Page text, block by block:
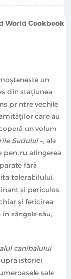
World Cookbook
un
din stațiunea
printre vechile
care au
un volum
Sudului–, ale
pentru atingerea
fără
tolerabilului.
și periculos,
și fericirea
sângele său,
canibalului
istoriei
sale